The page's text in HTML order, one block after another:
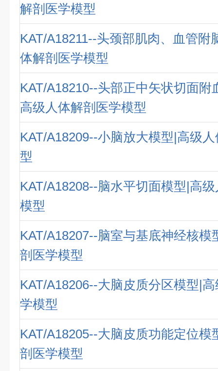
解剖医学模型
KAT/A18211--头颈部肌肉、血管附
体解剖医学模型
KAT/A18210--头部正中矢状切面附
高级人体解剖医学模型
KAT/A18209--小脑放大模型|高级
型
KAT/A18208--脑水平切面模型|高
模型
KAT/A18207--脑室与基底神经核模
剖医学模型
KAT/A18206--大脑皮质分区模型|
学模型
KAT/A18205--大脑皮质功能定位模
剖医学模型